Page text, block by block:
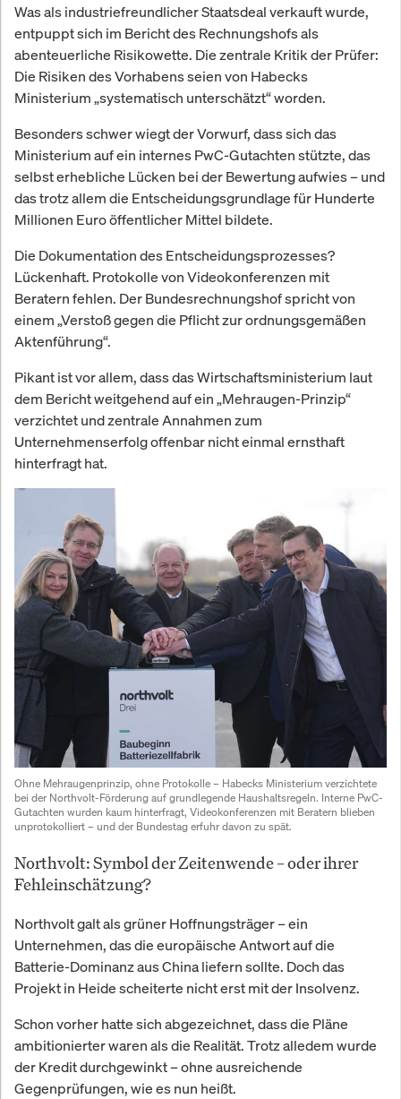
Was als industriefreundlicher Staatsdeal verkauft wurde,
entpuppt sich im Bericht des Rechnungshofs als
abenteuerliche Risikowette. Die zentrale Kritik der Prüfer:
Die Risiken des Vorhabens seien von Habecks
Ministerium „systematisch unterschätzt“ worden.
Besonders schwer wiegt der Vorwurf, dass sich das
Ministerium auf ein internes PwC-Gutachten stützte, das
selbst erhebliche Lücken bei der Bewertung aufwies – und
das trotz allem die Entscheidungsgrundlage für Hunderte
Millionen Euro öffentlicher Mittel bildete.
Die Dokumentation des Entscheidungsprozesses?
Lückenhaft. Protokolle von Videokonferenzen mit
Beratern fehlen. Der Bundesrechnungshof spricht von
einem „Verstoß gegen die Pflicht zur ordnungsgemäßen
Aktenführung“.
Pikant ist vor allem, dass das Wirtschaftsministerium laut
dem Bericht weitgehend auf ein „Mehraugen-Prinzip“
verzichtet und zentrale Annahmen zum
Unternehmenserfolg offenbar nicht einmal ernsthaft
hinterfragt hat.
Ohne Mehraugenprinzip, ohne Protokolle – Habecks Ministerium verzichtete
bei der Northvolt-Förderung auf grundlegende Haushaltsregeln. Interne PwC-
Gutachten wurden kaum hinterfragt, Videokonferenzen mit Beratern blieben
unprotokolliert – und der Bundestag erfuhr davon zu spät.
Northvolt: Symbol der Zeitenwende – oder ihrer
Fehleinschätzung?
Northvolt galt als grüner Hoffnungsträger – ein
Unternehmen, das die europäische Antwort auf die
Batterie-Dominanz aus China liefern sollte. Doch das
Projekt in Heide scheiterte nicht erst mit der Insolvenz.
Schon vorher hatte sich abgezeichnet, dass die Pläne
ambitionierter waren als die Realität. Trotz alledem wurde
der Kredit durchgewinkt – ohne ausreichende
Gegenprüfungen, wie es nun heißt.